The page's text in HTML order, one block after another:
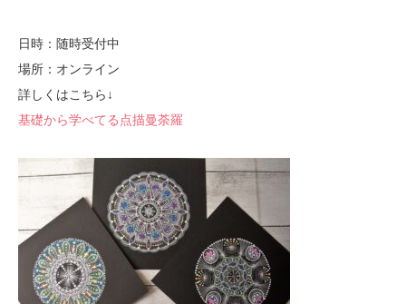
日時：随時受付中
場所：オンライン
詳しくはこちら↓
基礎から学べてる点描曼荼羅